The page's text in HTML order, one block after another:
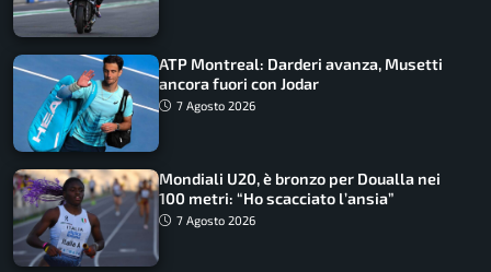
ATP Montreal: Darderi avanza, Musetti
ancora fuori con Jodar
7 Agosto 2026
Mondiali U20, è bronzo per Doualla nei
100 metri: “Ho scacciato l’ansia”
7 Agosto 2026